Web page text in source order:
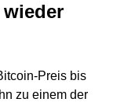
Preis bis
zu einem der